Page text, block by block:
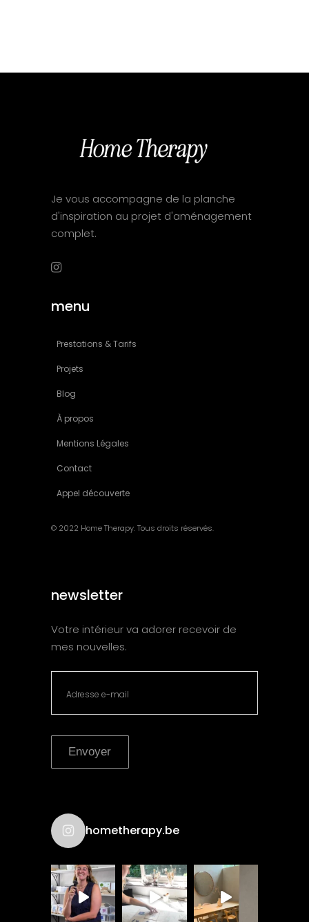
Je vous accompagne de la planche
d'inspiration au projet d'aménagement
complet.
menu
Prestations & Tarifs
Projets
Blog
À propos
Mentions Légales
Contact
Appel découverte
© 2022 Home Therapy. Tous droits réservés.
newsletter
Votre intérieur va adorer recevoir de
mes nouvelles.
Envoyer
hometherapy.be